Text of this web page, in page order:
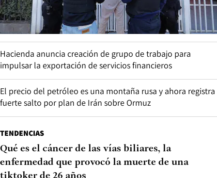
Hacienda anuncia creación de grupo de trabajo para
impulsar la exportación de servicios financieros
El precio del petróleo es una montaña rusa y ahora registra
fuerte salto por plan de Irán sobre Ormuz
TENDENCIAS
Qué es el cáncer de las vías biliares, la
enfermedad que provocó la muerte de una